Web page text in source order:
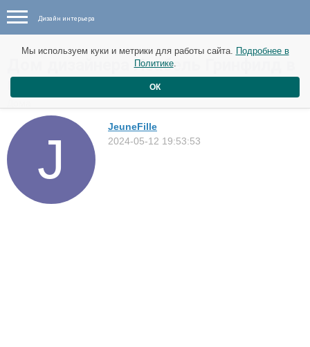
Дизайн интерьера
Дом дизайнера Изабель Гринфилд в
местечке Джералдтон, Австралия
JeuneFille
2024-05-12 19:53:53
Мы используем куки и метрики для работы сайта. Подробнее в
Политике.
ОК